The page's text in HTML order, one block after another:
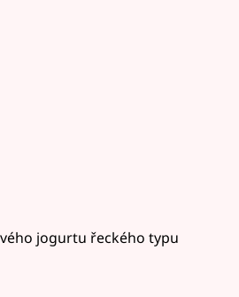
jogurtu řeckého typu